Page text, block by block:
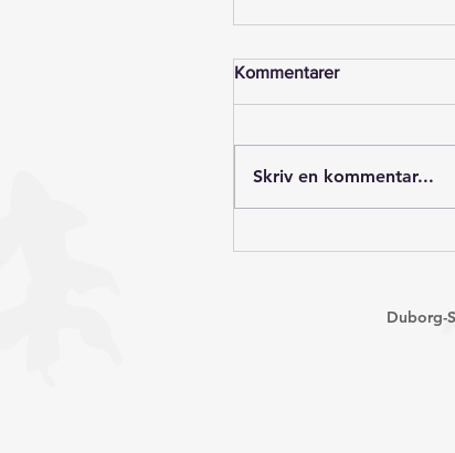
Kommentarer
Skriv en kommentar...
Duborg-